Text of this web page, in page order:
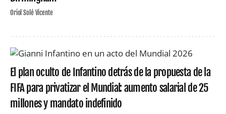
Oriol Solé Vicente
El plan oculto de Infantino detrás de la propuesta de la
FIFA para privatizar el Mundial: aumento salarial de 25
millones y mandato indefinido